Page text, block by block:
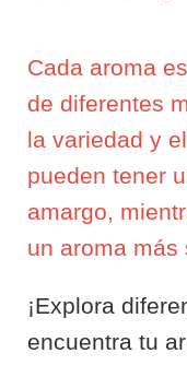
Cada aroma
de diferentes
la variedad y
pueden tener
amargo,
un aroma más
¡Explora
encuentra tu